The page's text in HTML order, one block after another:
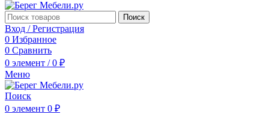
Поиск
Вход / Регистрация
0 Избранное
0 Сравнить
0 элемент / 0 ₽
Меню
Поиск
0 элемент 0 ₽